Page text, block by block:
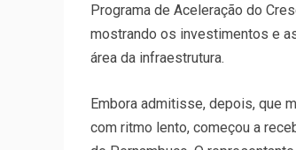
Programa de Aceleração do
mostrando os investimentos e
área da infraestrutura.
Embora admitisse, depois, que
com ritmo lento, começou a